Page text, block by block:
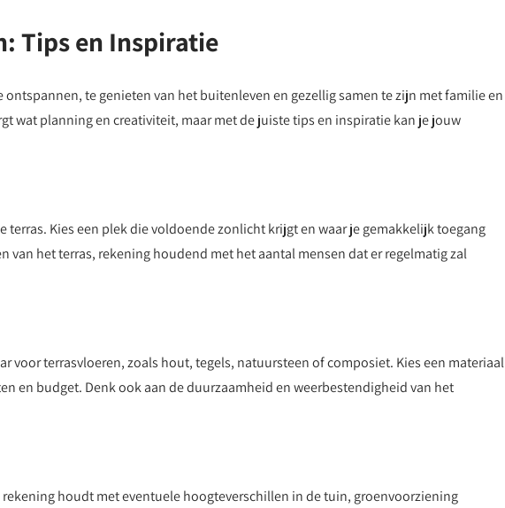
Tips en Inspiratie
ontspannen, te genieten van het buitenleven en gezellig samen te zijn met familie en
wat planning en creativiteit, maar met de juiste tips en inspiratie kan je jouw
terras. Kies een plek die voldoende zonlicht krijgt en waar je gemakkelijk toegang
van het terras, rekening houdend met het aantal mensen dat er regelmatig zal
voor terrasvloeren, zoals hout, tegels, natuursteen of composiet. Kies een materiaal
en budget. Denk ook aan de duurzaamheid en weerbestendigheid van het
houdt met eventuele hoogteverschillen in de tuin, groenvoorziening